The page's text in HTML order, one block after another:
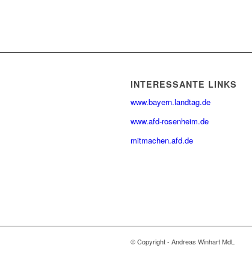
INTERESSANTE LINKS
www.bayern.landtag.de
www.afd-rosenheim.de
mitmachen.afd.de
© Copyright - Andreas Winhart MdL